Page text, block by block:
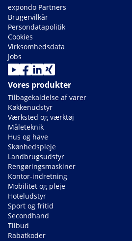
expondo Partners
Brugervilkår
Persondatapolitik
Cookies
Virksomhedsdata
Jobs
Vores produkter
Tilbagekaldelse af varer
Køkkenudstyr
Værksted og værktøj
Måleteknik
Hus og have
Skønhedspleje
Landbrugsudstyr
Rengøringsmaskiner
Kontor-indretning
Mobilitet og pleje
Hoteludstyr
Sport og fritid
Secondhand
Tilbud
Rabatkoder